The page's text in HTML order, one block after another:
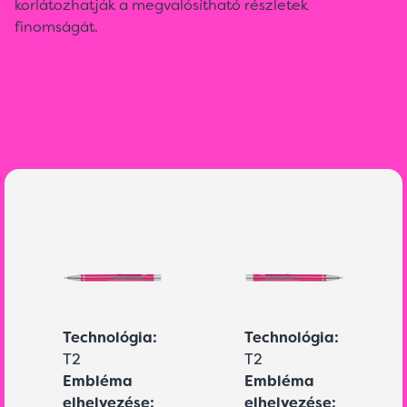
korlátozhatják a megvalósítható részletek
finomságát.
Technológia:
T2
Embléma
elhelyezése:
Technológia:
T2
Embléma
elhelyezése: